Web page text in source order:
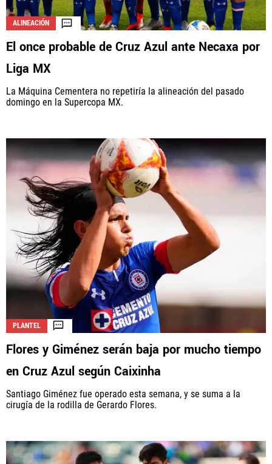
ALINEACIÓN
El once probable de Cruz Azul ante Necaxa por
Liga MX
La Máquina Cementera no repetiría la alineación del pasado
domingo en la Supercopa MX.
PLANTEL
Flores y Giménez serán baja por mucho tiempo
en Cruz Azul según Caixinha
Santiago Giménez fue operado esta semana, y se suma a la
cirugía de la rodilla de Gerardo Flores.